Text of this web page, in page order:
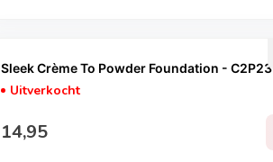
Sleek Crème To Powder Foundation - C2P23
Uitverkocht
Normale prijs
14,95